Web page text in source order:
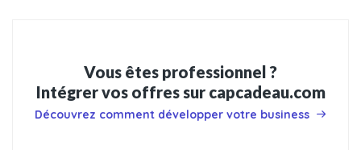
Vous êtes professionnel ?
Intégrer vos offres sur capcadeau.com
Découvrez comment développer votre business